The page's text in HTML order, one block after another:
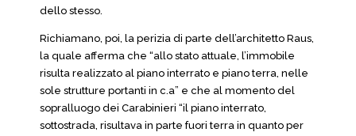
dello stesso.
Richiamano, poi, la perizia di parte dell’architetto Raus,
la quale afferma che “allo stato attuale, l’immobile
risulta realizzato al piano interrato e piano terra, nelle
sole strutture portanti in c.a” e che al momento del
sopralluogo dei Carabinieri “il piano interrato,
sottostrada, risultava in parte fuori terra in quanto per